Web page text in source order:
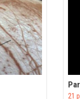
21